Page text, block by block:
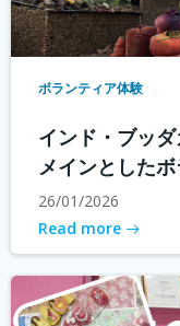
ボランティア体験
インド・ブッ
メインとした
26/01/2026
Read more